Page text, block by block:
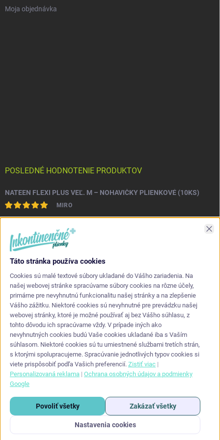
Moja objednávka
POSLEDNÉ HODNOTENIE PRODUKTOV
NATEEN FLEXI PLUS VEĽ. M – NOHAVIČKY PLIENKOVÉ (10KS)
MIRO
nepretekajú po stranách.
KONTAKT
info @inkontinencneplienky.sk
+421 948 864 624
Copyright 2026Inkontinencneplienky.sk . Všetky práva vyhradené.
nastavenie cookies
Táto stránka používa cookies
Cookies sú malé textové súbory ukladané do Vášho zariadenia. Na
našej webovej stránke spracúvame súbory cookies na rôzne účely,
primárne pre nevyhnutnú funkcionalitu našej stránky a na zlepšenie
Vášho zážitku. Niektoré cookies sú nevyhnutné pre prevádzku našej
webovej stránky, ktoré je možné používať aj bez Vášho súhlasu, z
tohto dôvodu ich spracúvame vždy. V prípade iných ako
nevyhnutných cookies budú Vaše cookies ukladané iba s Vaším
súhlasom. Niektoré cookies sú tu umiestnené službami tretích strán,
s ktorými spolupracujeme. Spracúvanie jednotlivých typov cookies si
viete prispôsobiť podľa Vašich preferencií. Zistiť viac |
Personalizovaná reklama | Ochrana osobných údajov a podmienky
Google
Povoliť všetky Zakázať všetky
Nastavenia cookies